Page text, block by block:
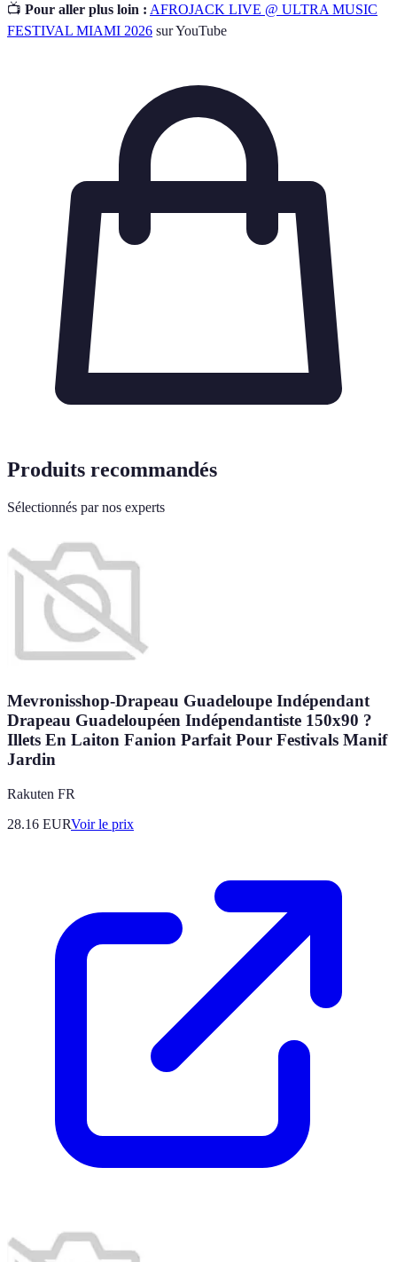
📺 Pour aller plus loin : AFROJACK LIVE @ ULTRA MUSIC
FESTIVAL MIAMI 2026 sur YouTube
Produits recommandés
Sélectionnés par nos experts
Mevronisshop-Drapeau Guadeloupe Indépendant
Drapeau Guadeloupéen Indépendantiste 150x90 ?
Illets En Laiton Fanion Parfait Pour Festivals Manif
Jardin
Rakuten FR
28.16 EURVoir le prix